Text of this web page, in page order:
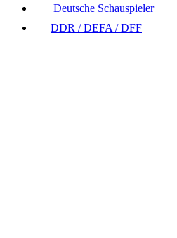
Deutsche Schauspieler
DDR / DEFA / DFF